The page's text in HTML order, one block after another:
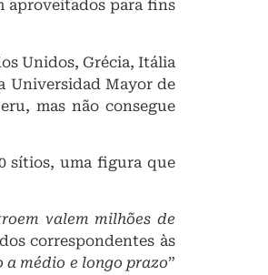
aproveitados para fins
Unidos, Grécia, Itália
Universidad Mayor de
mas não consegue
sítios, uma figura que
valem milhões de
correspondentes às
médio e longo prazo”